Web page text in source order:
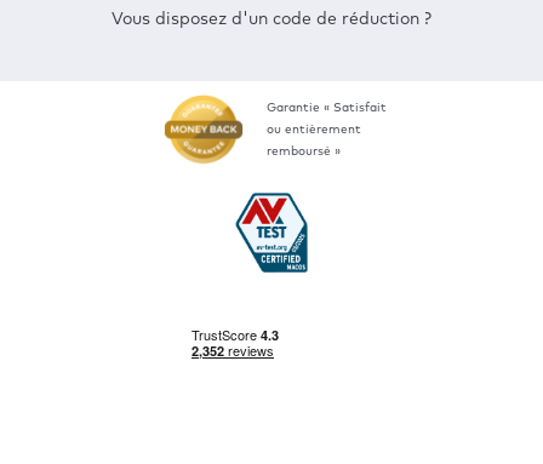
Vous disposez d'un code de réduction ?
Garantie « Satisfait
ou entièrement
remboursé »